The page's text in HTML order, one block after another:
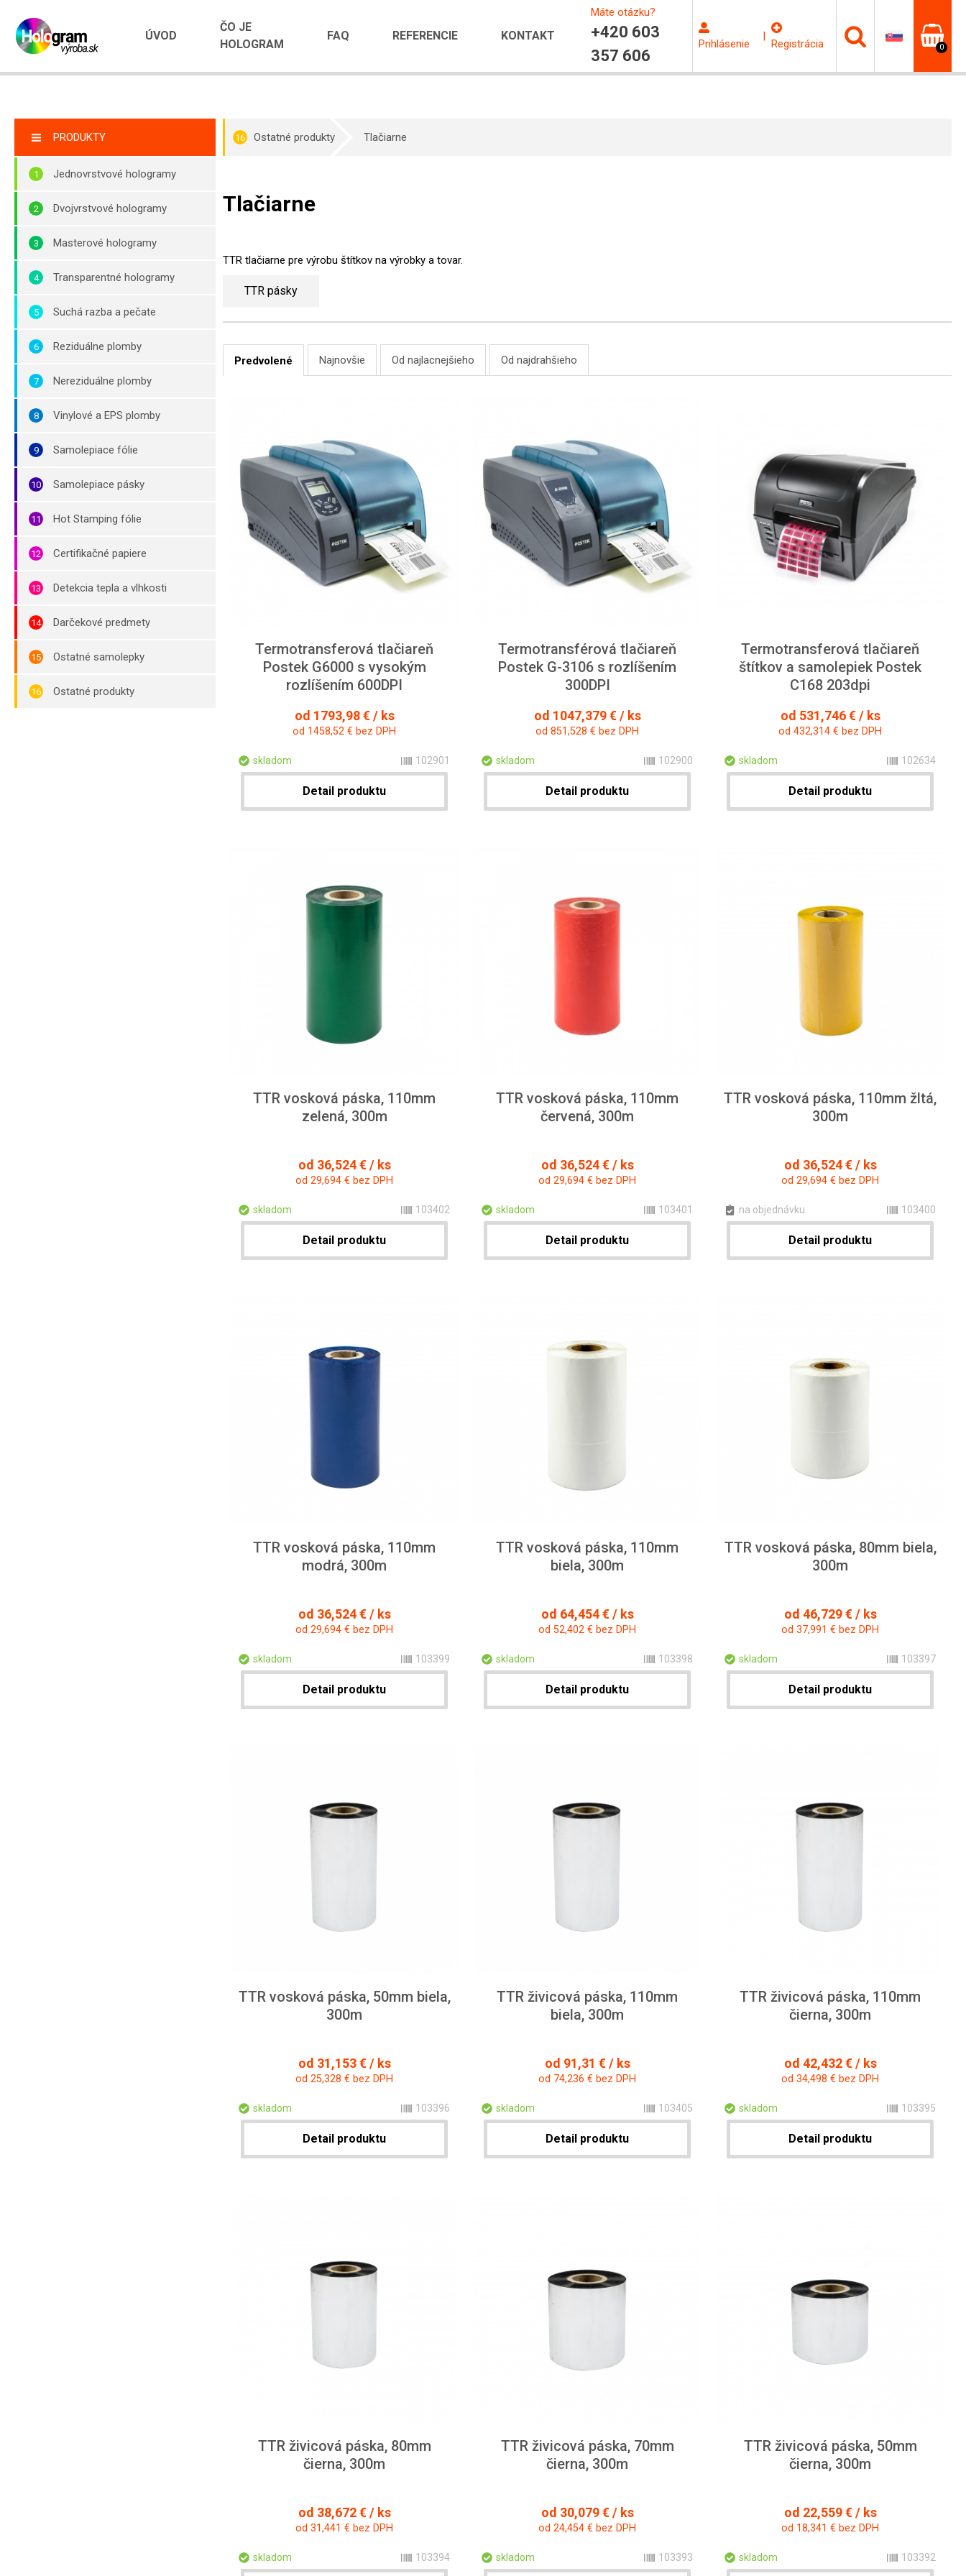
ÚVOD
ČO JE
HOLOGRAM
FAQ REFERENCIE KONTAKT
Máte otázku?
+420 603
357 606
Prihlásenie
|
Registrácia 0
PRODUKTY
Jednovrstvové hologramy
Dvojvrstvové hologramy
Masterové hologramy
Transparentné hologramy
Suchá razba a pečate
Reziduálne plomby
Nereziduálne plomby
Vinylové a EPS plomby
Samolepiace fólie
Samolepiace pásky
Hot Stamping fólie
Certifikačné papiere
Detekcia tepla a vlhkosti
Darčekové predmety
Ostatné samolepky
Ostatné produkty
16 Ostatné produkty Tlačiarne
Tlačiarne
TTR tlačiarne pre výrobu štítkov na výrobky a tovar.
TTR pásky
Predvolené Najnovšie Od najlacnejšieho Od najdrahšieho
Termotransferová tlačiareň
Postek G6000 s vysokým
rozlíšením 600DPI
od 1793,98 € / ks
od 1458,52 € bez DPH
skladom 102901
Detail produktu
Termotransférová tlačiareň
Postek G-3106 s rozlíšením
300DPI
od 1047,379 € / ks
od 851,528 € bez DPH
skladom 102900
Detail produktu
Termotransferová tlačiareň
štítkov a samolepiek Postek
C168 203dpi
od 531,746 € / ks
od 432,314 € bez DPH
skladom 102634
Detail produktu
TTR vosková páska, 110mm
zelená, 300m
od 36,524 € / ks
od 29,694 € bez DPH
skladom 103402
Detail produktu
TTR vosková páska, 110mm
červená, 300m
od 36,524 € / ks
od 29,694 € bez DPH
skladom 103401
Detail produktu
TTR vosková páska, 110mm žltá,
300m
od 36,524 € / ks
od 29,694 € bez DPH
na objednávku 103400
Detail produktu
TTR vosková páska, 110mm
modrá, 300m
od 36,524 € / ks
od 29,694 € bez DPH
skladom 103399
Detail produktu
TTR vosková páska, 110mm
biela, 300m
od 64,454 € / ks
od 52,402 € bez DPH
skladom 103398
Detail produktu
TTR vosková páska, 80mm biela,
300m
od 46,729 € / ks
od 37,991 € bez DPH
skladom 103397
Detail produktu
TTR vosková páska, 50mm biela,
300m
od 31,153 € / ks
od 25,328 € bez DPH
skladom 103396
Detail produktu
TTR živicová páska, 110mm
biela, 300m
od 91,31 € / ks
od 74,236 € bez DPH
skladom 103405
Detail produktu
TTR živicová páska, 110mm
čierna, 300m
od 42,432 € / ks
od 34,498 € bez DPH
skladom 103395
Detail produktu
TTR živicová páska, 80mm
čierna, 300m
od 38,672 € / ks
od 31,441 € bez DPH
skladom 103394
TTR živicová páska, 70mm
čierna, 300m
od 30,079 € / ks
od 24,454 € bez DPH
skladom 103393
TTR živicová páska, 50mm
čierna, 300m
od 22,559 € / ks
od 18,341 € bez DPH
skladom 103392